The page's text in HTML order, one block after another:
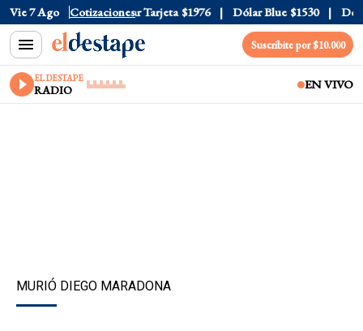
Vie 7 Ago Cotizaciones
Oficial $1520 Dólar Tarjeta $1976 Dólar Blue $1530 Dólar
Suscribite por $10.000
EL DESTAPE
RADIO EN VIVO
MURIÓ DIEGO MARADONA